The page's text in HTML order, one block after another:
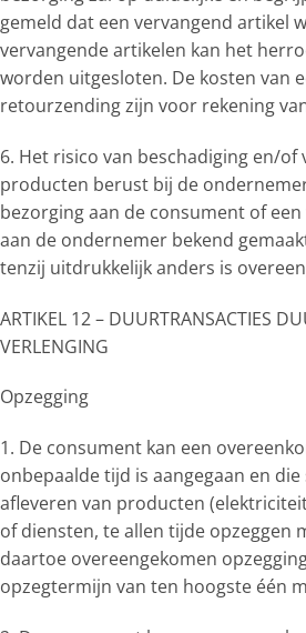
gemeld dat een vervangend artikel
vervangende artikelen kan het
worden uitgesloten. De kosten van
retourzending zijn voor rekening
6. Het risico van beschadiging en/of
producten berust bij de
bezorging aan de consument of
aan de ondernemer bekend
tenzij uitdrukkelijk anders is
ARTIKEL 12 – DUURTRANSACTIES
VERLENGING
Opzegging
1. De consument kan een
onbepaalde tijd is aangegaan en
afleveren van producten
of diensten, te allen tijde opzeggen
daartoe overeengekomen
opzegtermijn van ten hoogste één